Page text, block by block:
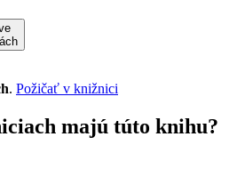
. Požičať v knižnici
majú túto knihu?